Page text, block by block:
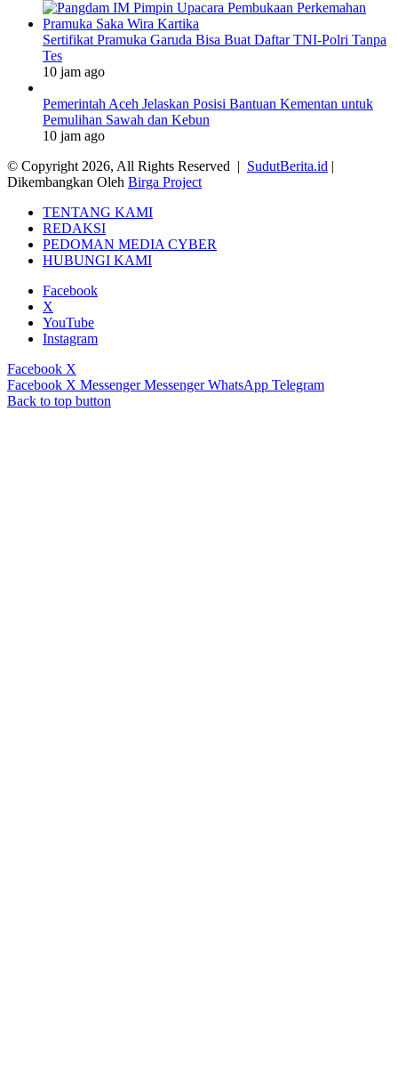
Sertifikat Pramuka Garuda Bisa Buat Daftar TNI-Polri Tanpa
Tes
10 jam ago
Pemerintah Aceh Jelaskan Posisi Bantuan Kementan untuk
Pemulihan Sawah dan Kebun
10 jam ago
© Copyright 2026, All Rights Reserved | SudutBerita.id |
Dikembangkan Oleh Birga Project
TENTANG KAMI
REDAKSI
PEDOMAN MEDIA CYBER
HUBUNGI KAMI
Facebook
X
YouTube
Instagram
Facebook X
Facebook X Messenger Messenger WhatsApp Telegram
Back to top button